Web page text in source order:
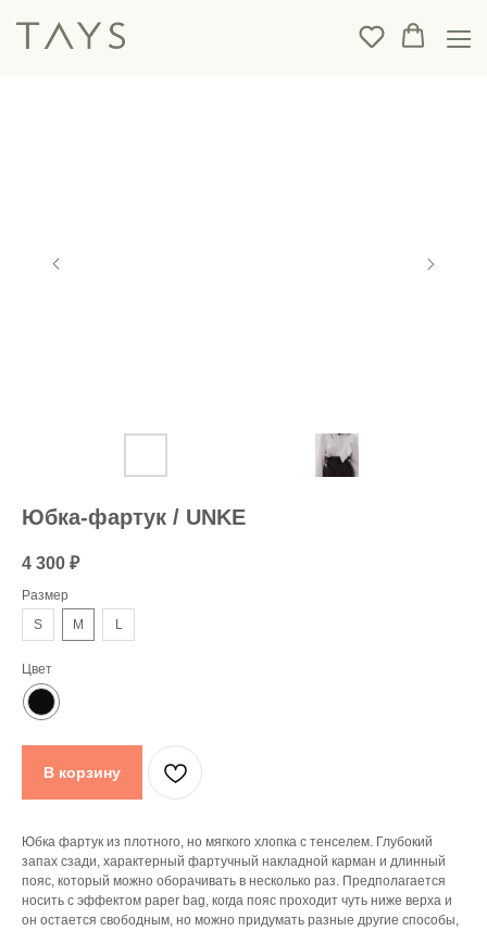
Юбка-фартук / UNKE
4 300 ₽
Размер
S
M L
Цвет
В корзину
Юбка фартук из плотного, но мягкого хлопка с тенселем. Глубокий
запах сзади, характерный фартучный накладной карман и длинный
пояс, который можно оборачивать в несколько раз. Предполагается
носить с эффектом paper bag, когда пояс проходит чуть ниже верха и
он остается свободным, но можно придумать разные другие способы,